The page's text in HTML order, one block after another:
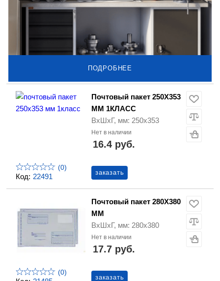
ПОДРОБНЕЕ
Код: 22491
(0)
Почтовый пакет 250Х353
ММ 1КЛАСС
ВхШхГ, мм: 250х353
Нет в наличии
16.4 руб.
заказать
(0)
Почтовый пакет 280Х380
ММ
ВхШхГ, мм: 280х380
Нет в наличии
17.7 руб.
заказать